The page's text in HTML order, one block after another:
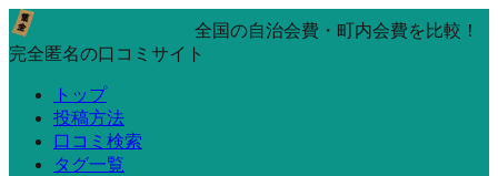
全国の自治会費・町内会費を比較！
完全匿名の口コミサイト
トップ
投稿方法
口コミ検索
タグ一覧